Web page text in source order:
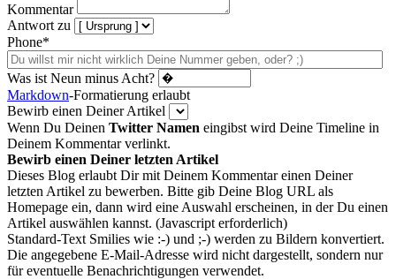
Kommentar
Antwort zu
Phone*
Was ist Neun minus Acht?
Markdown-Formatierung erlaubt
Bewirb einen Deiner Artikel
Wenn Du Deinen Twitter Namen eingibst wird Deine Timeline in
Deinem Kommentar verlinkt.
Bewirb einen Deiner letzten Artikel
Dieses Blog erlaubt Dir mit Deinem Kommentar einen Deiner
letzten Artikel zu bewerben. Bitte gib Deine Blog URL als
Homepage ein, dann wird eine Auswahl erscheinen, in der Du einen
Artikel auswählen kannst. (Javascript erforderlich)
Standard-Text Smilies wie :-) und ;-) werden zu Bildern konvertiert.
Die angegebene E-Mail-Adresse wird nicht dargestellt, sondern nur
für eventuelle Benachrichtigungen verwendet.